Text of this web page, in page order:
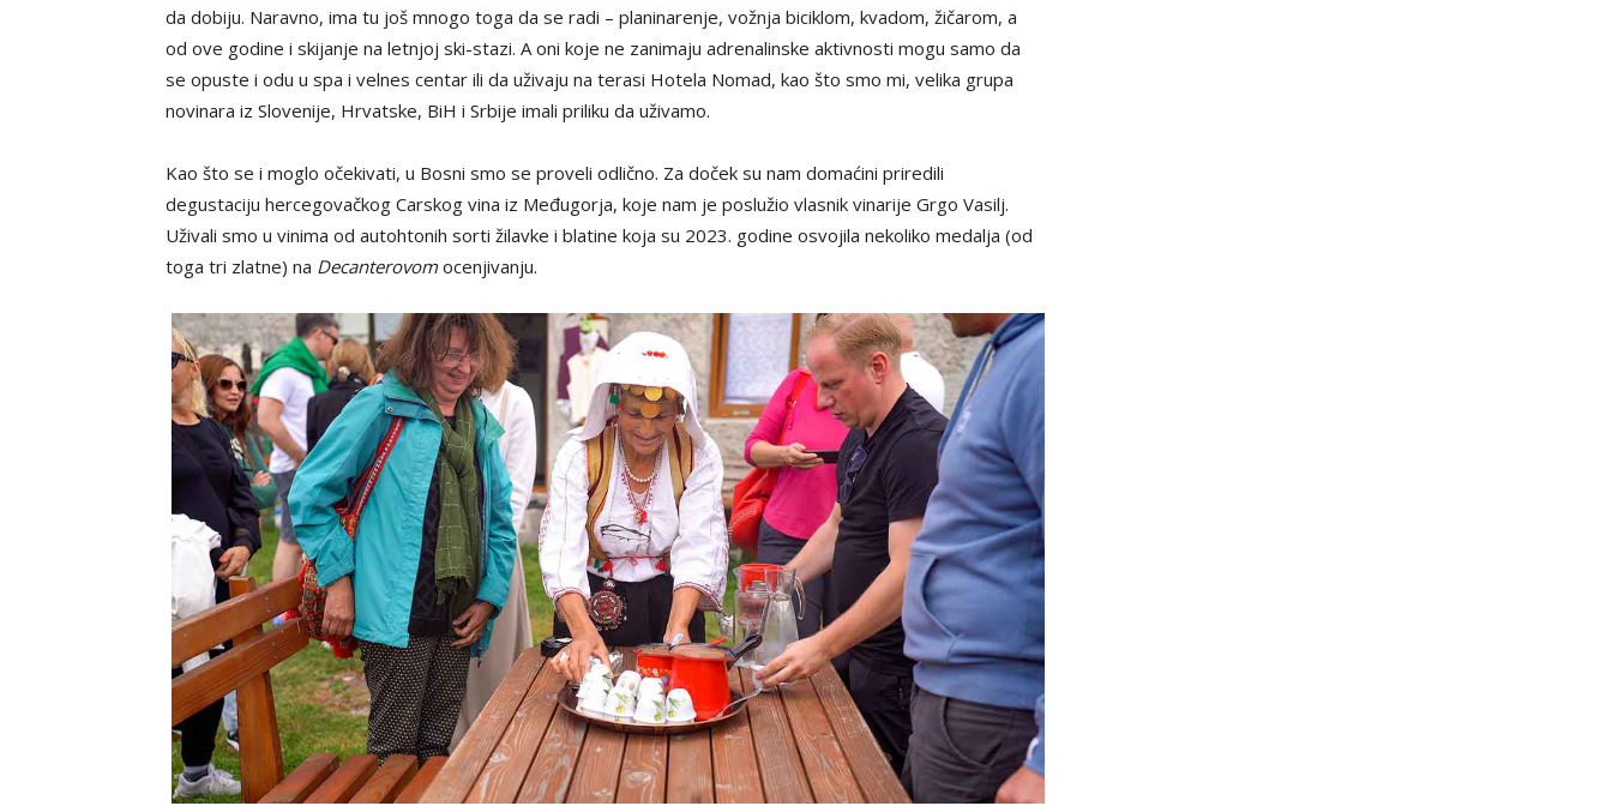
da dobiju. Naravno, ima tu još mnogo toga da se radi – planinarenje, vožnja biciklom, kvadom, žičarom, a
od ove godine i skijanje na letnjoj ski-stazi. A oni koje ne zanimaju adrenalinske aktivnosti mogu samo da
se opuste i odu u spa i velnes centar ili da uživaju na terasi Hotela Nomad, kao što smo mi, velika grupa
novinara iz Slovenije, Hrvatske, BiH i Srbije imali priliku da uživamo.
Kao što se i moglo očekivati, u Bosni smo se proveli odlično. Za doček su nam domaćini priredili
degustaciju hercegovačkog Carskog vina iz Međugorja, koje nam je poslužio vlasnik vinarije Grgo Vasilj.
Uživali smo u vinima od autohtonih sorti žilavke i blatine koja su 2023. godine osvojila nekoliko medalja (od
toga tri zlatne) na Decanterovom ocenjivanju.